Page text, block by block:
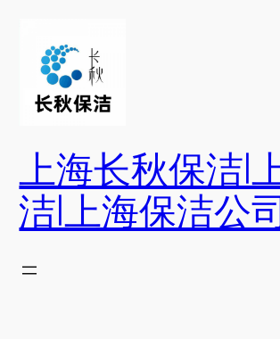
上海长秋保洁|
洁|上海保洁公